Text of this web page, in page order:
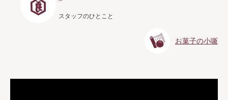
スタッフのひとこと
お菓子の小噺